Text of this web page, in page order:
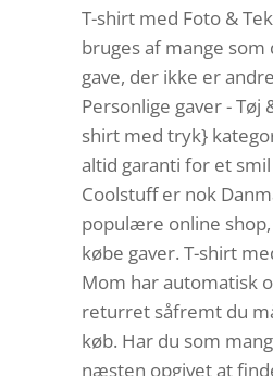
T-shirt med Foto &
bruges af mange
gave, der ikke er
Personlige gaver - Tøj
shirt med tryk}
altid garanti for et
Coolstuff er nok
populære online
købe gaver. T-shirt
Mom har automatisk
returret såfremt du
køb. Har du som
næsten opgivet at